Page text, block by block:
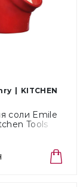
KITCHEN
соли Emile
Tools